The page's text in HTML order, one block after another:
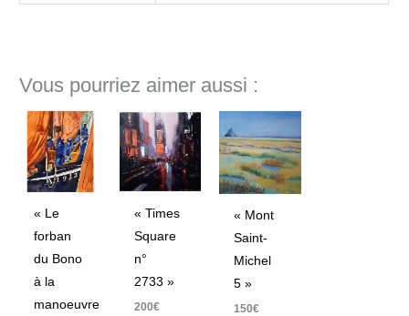
Vous pourriez aimer aussi :
« Le
forban
du Bono
à la
manoeuvre
« Times
Square
n°
2733 »
200€
« Mont
Saint-
Michel
5 »
150€